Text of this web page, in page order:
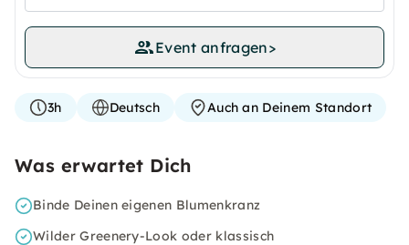
Event anfragen>
3h Deutsch Auch an Deinem Standort
Was erwartet Dich
Binde Deinen eigenen Blumenkranz
Wilder Greenery-Look oder klassisch